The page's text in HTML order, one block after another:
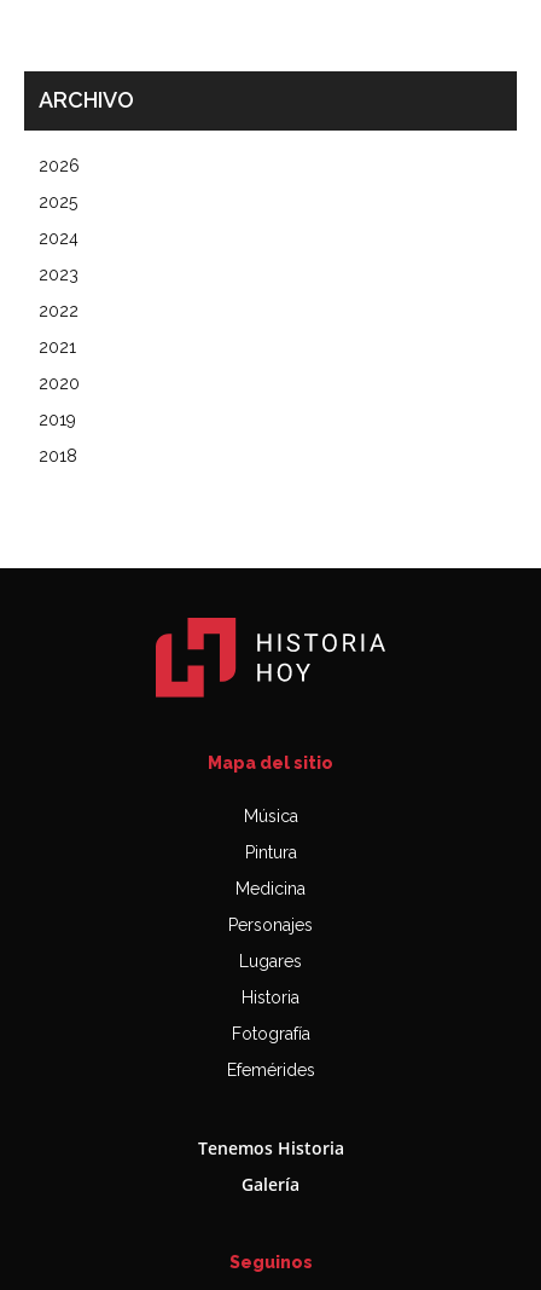
ARCHIVO
2026
2025
2024
2023
2022
2021
2020
2019
2018
Mapa del sitio
Música
Pintura
Medicina
Personajes
Lugares
Historia
Fotografía
Efemérides
Tenemos Historia
Galería
Seguinos